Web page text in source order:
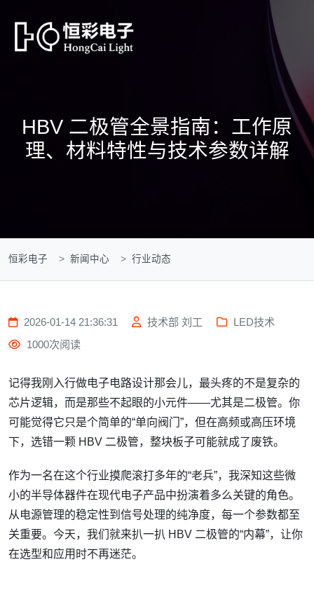
HBV 二极管全景指南：工作原
理、材料特性与技术参数详解
恒彩电子 新闻中心 行业动态
2026-01-14 21:36:31 技术部 刘工
LED技术
1000次阅读
记得我刚入行做电子电路设计那会儿，最头疼的不是复杂的
芯片逻辑，而是那些不起眼的小元件——尤其是二极管。你
可能觉得它只是个简单的“单向阀门”，但在高频或高压环境
下，选错一颗 HBV 二极管，整块板子可能就成了废铁。
作为一名在这个行业摸爬滚打多年的“老兵”，我深知这些微
小的半导体器件在现代电子产品中扮演着多么关键的角色。
从电源管理的稳定性到信号处理的纯净度，每一个参数都至
关重要。今天，我们就来扒一扒 HBV 二极管的“内幕”，让你
在选型和应用时不再迷茫。